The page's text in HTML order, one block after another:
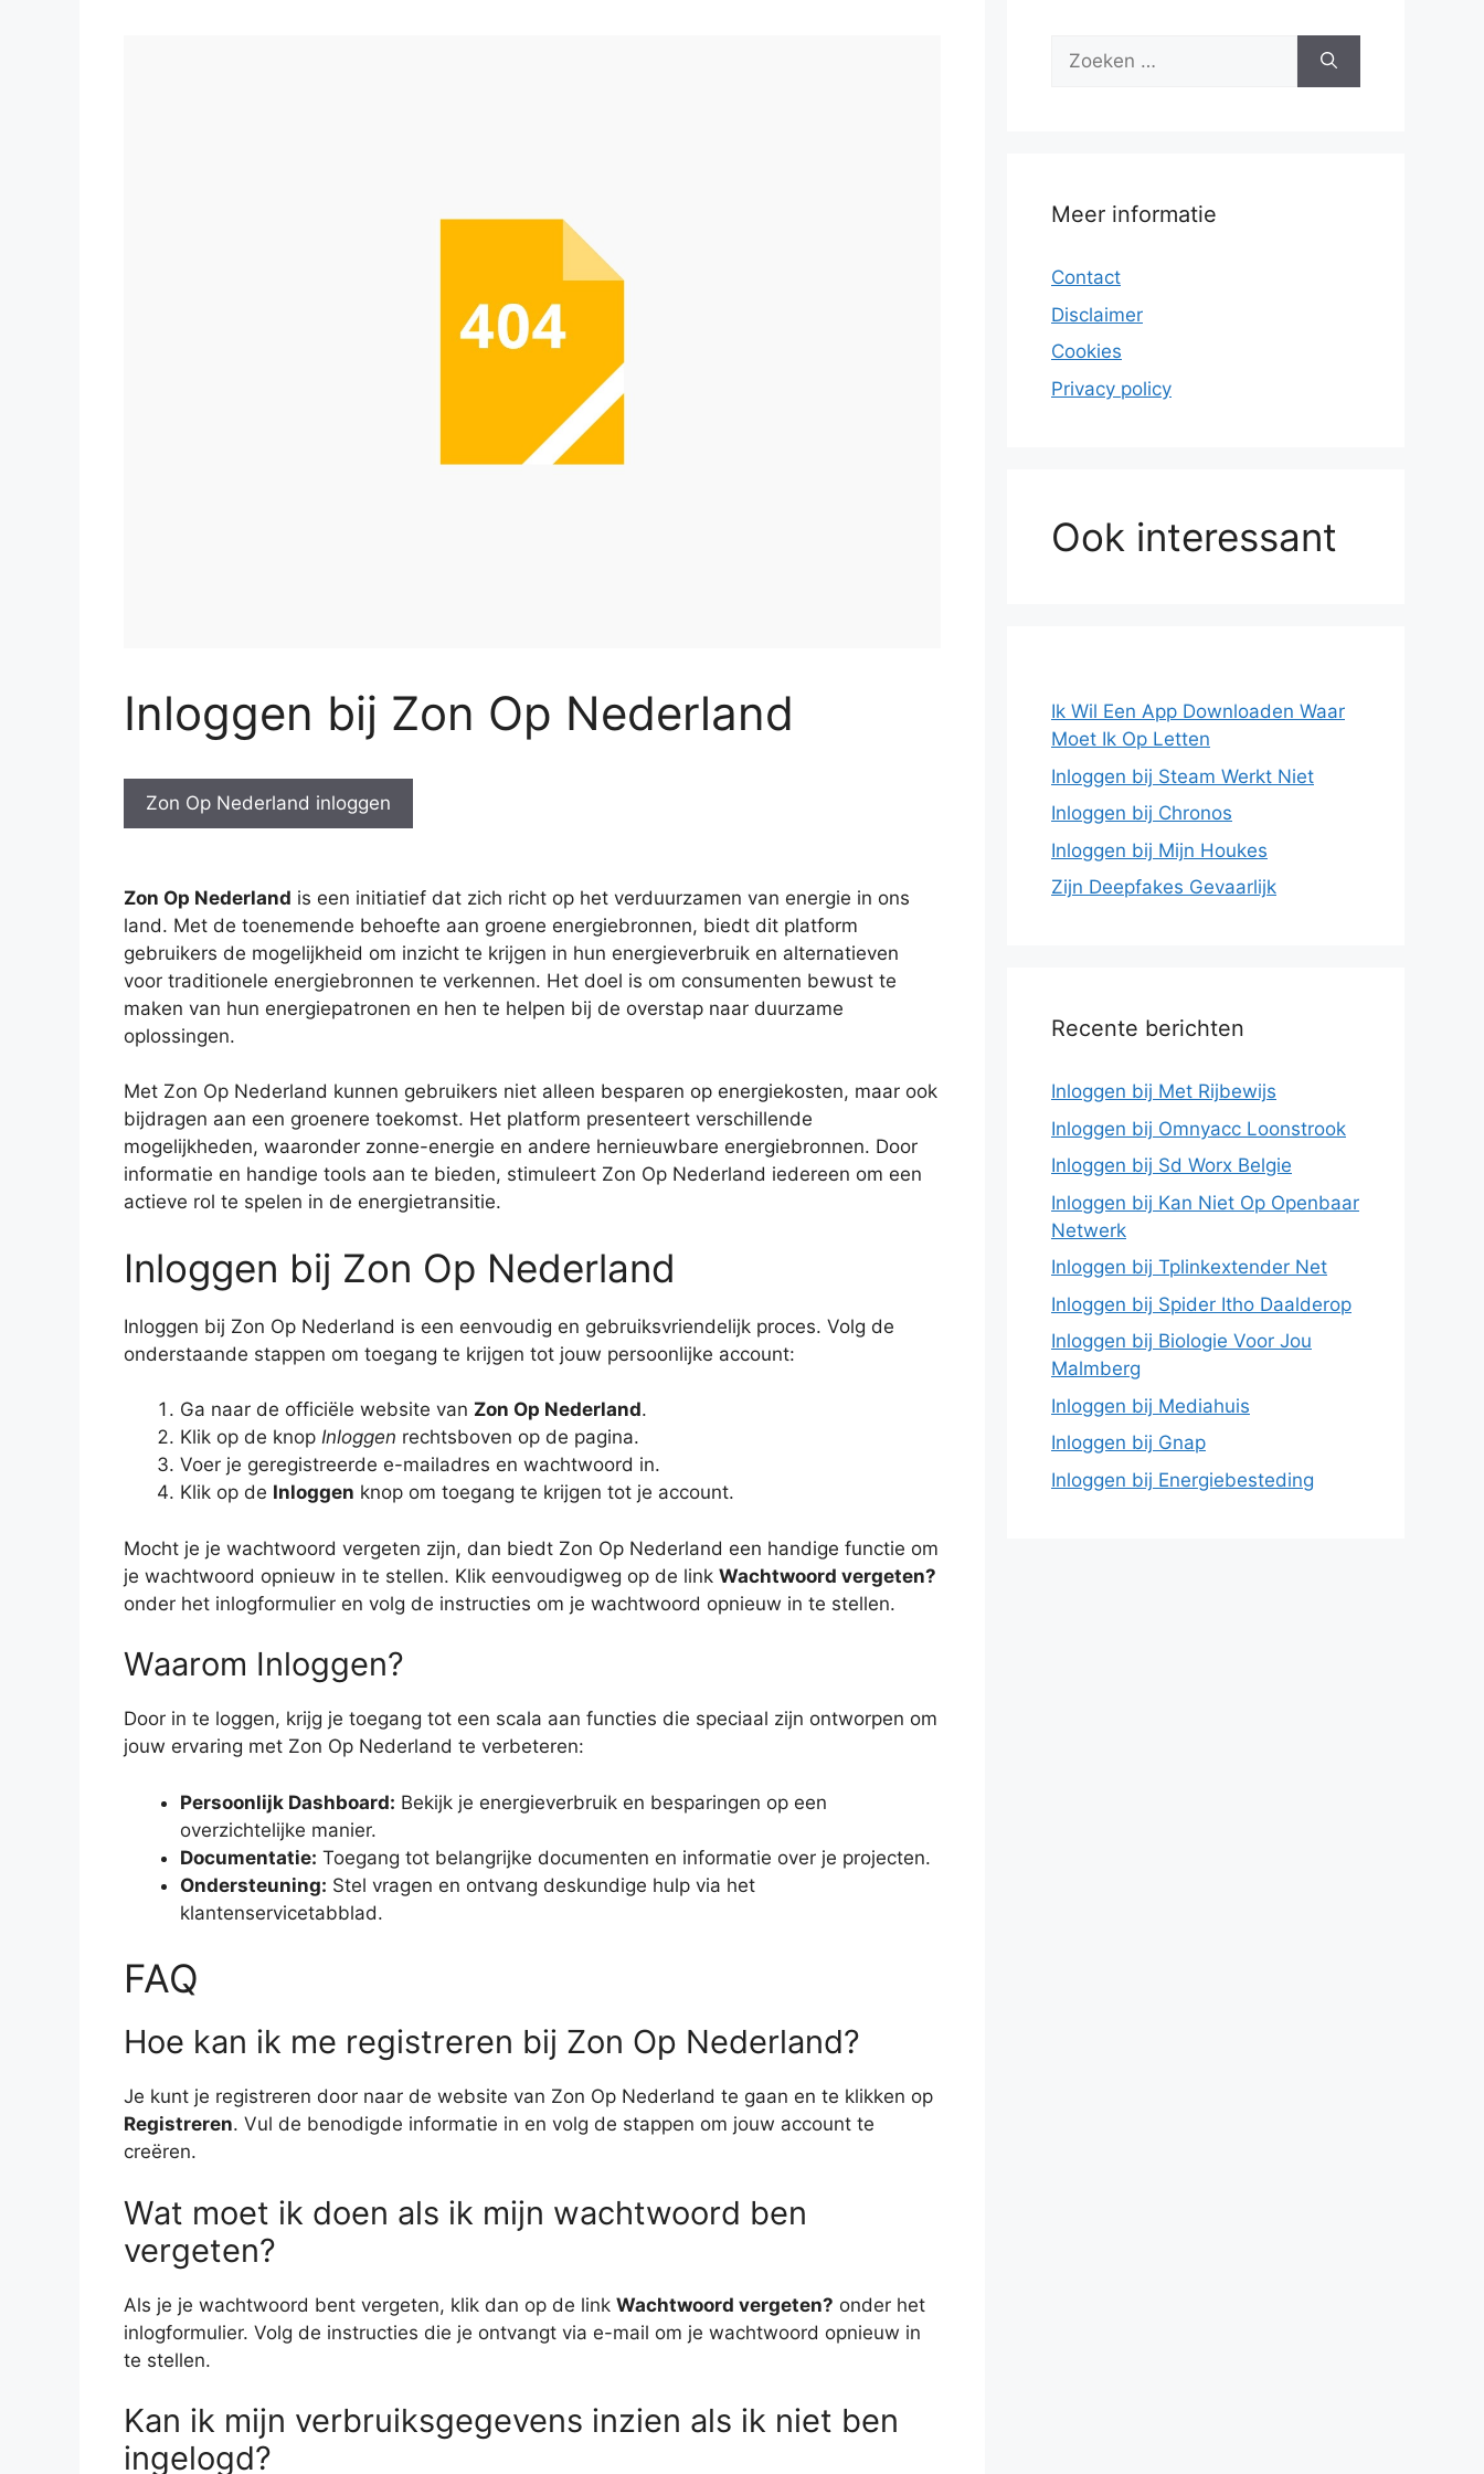
Inloggen bij Zon Op Nederland
Zon Op Nederland inloggen
Zon Op Nederland is een initiatief dat zich richt op het verduurzamen van energie in ons
land. Met de toenemende behoefte aan groene energiebronnen, biedt dit platform
gebruikers de mogelijkheid om inzicht te krijgen in hun energieverbruik en alternatieven
voor traditionele energiebronnen te verkennen. Het doel is om consumenten bewust te
maken van hun energiepatronen en hen te helpen bij de overstap naar duurzame
oplossingen.
Met Zon Op Nederland kunnen gebruikers niet alleen besparen op energiekosten, maar ook
bijdragen aan een groenere toekomst. Het platform presenteert verschillende
mogelijkheden, waaronder zonne-energie en andere hernieuwbare energiebronnen. Door
informatie en handige tools aan te bieden, stimuleert Zon Op Nederland iedereen om een
actieve rol te spelen in de energietransitie.
Inloggen bij Zon Op Nederland
Inloggen bij Zon Op Nederland is een eenvoudig en gebruiksvriendelijk proces. Volg de
onderstaande stappen om toegang te krijgen tot jouw persoonlijke account:
Ga naar de officiële website van Zon Op Nederland.
Klik op de knop Inloggen rechtsboven op de pagina.
Voer je geregistreerde e-mailadres en wachtwoord in.
Klik op de Inloggen knop om toegang te krijgen tot je account.
Mocht je je wachtwoord vergeten zijn, dan biedt Zon Op Nederland een handige functie om
je wachtwoord opnieuw in te stellen. Klik eenvoudigweg op de link Wachtwoord vergeten?
onder het inlogformulier en volg de instructies om je wachtwoord opnieuw in te stellen.
Waarom Inloggen?
Door in te loggen, krijg je toegang tot een scala aan functies die speciaal zijn ontworpen om
jouw ervaring met Zon Op Nederland te verbeteren:
Persoonlijk Dashboard: Bekijk je energieverbruik en besparingen op een
overzichtelijke manier.
Documentatie: Toegang tot belangrijke documenten en informatie over je projecten.
Ondersteuning: Stel vragen en ontvang deskundige hulp via het
klantenservicetabblad.
FAQ
Hoe kan ik me registreren bij Zon Op Nederland?
Je kunt je registreren door naar de website van Zon Op Nederland te gaan en te klikken op
Registreren. Vul de benodigde informatie in en volg de stappen om jouw account te
creëren.
Wat moet ik doen als ik mijn wachtwoord ben
vergeten?
Als je je wachtwoord bent vergeten, klik dan op de link Wachtwoord vergeten? onder het
inlogformulier. Volg de instructies die je ontvangt via e-mail om je wachtwoord opnieuw in
te stellen.
Kan ik mijn verbruiksgegevens inzien als ik niet ben
ingelogd?
Zoek
Meer informatie
Contact
Disclaimer
Cookies
Privacy policy
Ook interessant
Ik Wil Een App Downloaden Waar
Moet Ik Op Letten
Inloggen bij Steam Werkt Niet
Inloggen bij Chronos
Inloggen bij Mijn Houkes
Zijn Deepfakes Gevaarlijk
Recente berichten
Inloggen bij Met Rijbewijs
Inloggen bij Omnyacc Loonstrook
Inloggen bij Sd Worx Belgie
Inloggen bij Kan Niet Op Openbaar
Netwerk
Inloggen bij Tplinkextender Net
Inloggen bij Spider Itho Daalderop
Inloggen bij Biologie Voor Jou
Malmberg
Inloggen bij Mediahuis
Inloggen bij Gnap
Inloggen bij Energiebesteding